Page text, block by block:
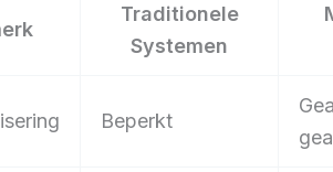
Traditionele
Systemen
Beperkt